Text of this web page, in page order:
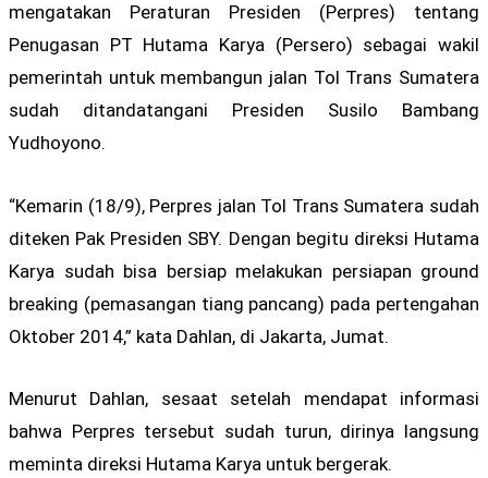
mengatakan Peraturan Presiden (Perpres) tentang
Penugasan PT Hutama Karya (Persero) sebagai wakil
pemerintah untuk membangun jalan Tol Trans Sumatera
sudah ditandatangani Presiden Susilo Bambang
Yudhoyono.
“Kemarin (18/9), Perpres jalan Tol Trans Sumatera sudah
diteken Pak Presiden SBY. Dengan begitu direksi Hutama
Karya sudah bisa bersiap melakukan persiapan ground
breaking (pemasangan tiang pancang) pada pertengahan
Oktober 2014,” kata Dahlan, di Jakarta, Jumat.
Menurut Dahlan, sesaat setelah mendapat informasi
bahwa Perpres tersebut sudah turun, dirinya langsung
meminta direksi Hutama Karya untuk bergerak.